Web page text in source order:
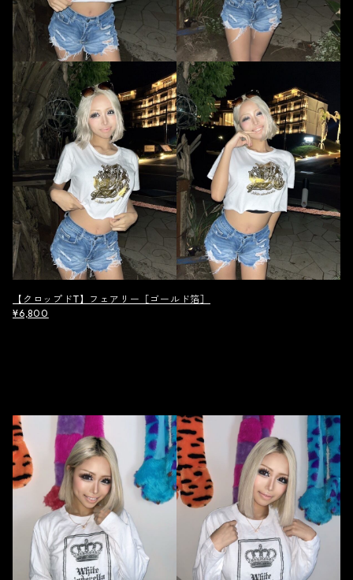
【クロップドT】フェアリー［ゴールド箔］
¥6,800